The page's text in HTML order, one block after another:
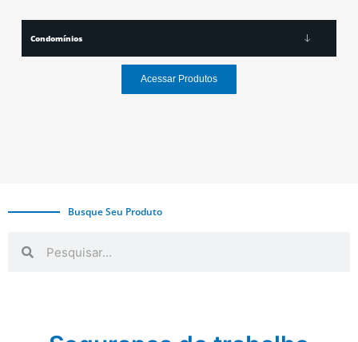
Condomínios
Acessar Produtos
Busque Seu Produto